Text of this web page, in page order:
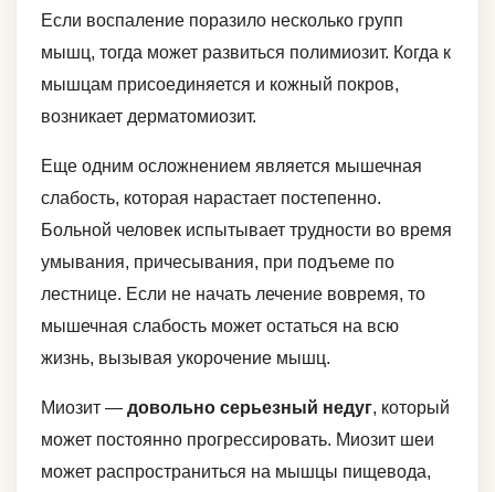
Если воспаление поразило несколько групп
мышц, тогда может развиться полимиозит. Когда к
мышцам присоединяется и кожный покров,
возникает дерматомиозит.
Еще одним осложнением является мышечная
слабость, которая нарастает постепенно.
Больной человек испытывает трудности во время
умывания, причесывания, при подъеме по
лестнице. Если не начать лечение вовремя, то
мышечная слабость может остаться на всю
жизнь, вызывая укорочение мышц.
Миозит — довольно серьезный недуг, который
может постоянно прогрессировать. Миозит шеи
может распространиться на мышцы пищевода,